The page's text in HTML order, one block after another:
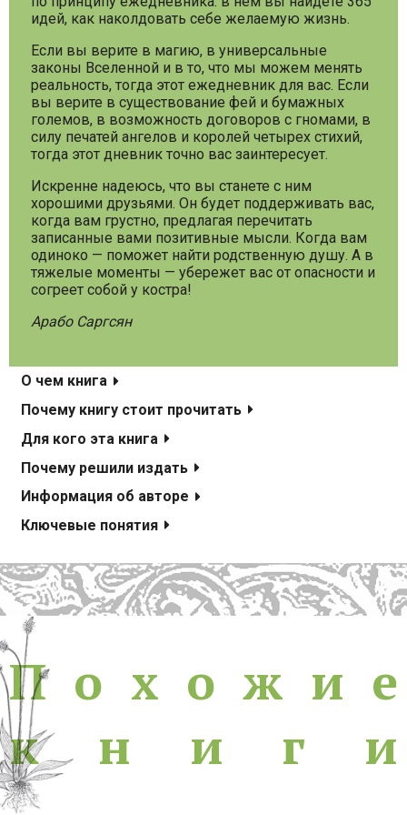
идей, как наколдовать себе желаемую жизнь.
Если вы верите в магию, в универсальные
законы Вселенной и в то, что мы можем менять
реальность, тогда этот ежедневник для вас. Если
вы верите в существование фей и бумажных
големов, в возможность договоров с гномами, в
силу печатей ангелов и королей четырех стихий,
тогда этот дневник точно вас заинтересует.
Искренне надеюсь, что вы станете с ним
хорошими друзьями. Он будет поддерживать вас,
когда вам грустно, предлагая перечитать
записанные вами позитивные мысли. Когда вам
одиноко — поможет найти родственную душу. А в
тяжелые моменты — убережет вас от опасности и
согреет собой у костра!
Арабо Саргсян
О чем книга
Почему книгу стоит прочитать
Для кого эта книга
Почему решили издать
Информация об авторе
Ключевые понятия
Похожие книги
П о х о ж и е
к
н и г и